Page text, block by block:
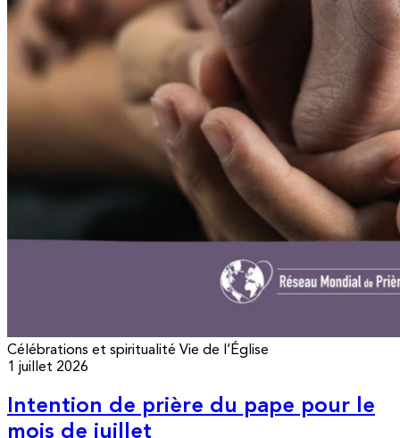
Célébrations et spiritualité Vie de l’Église
1 juillet 2026
Intention de prière du pape pour le
mois de juillet